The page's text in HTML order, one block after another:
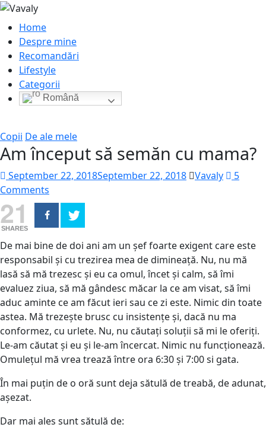
Home
Despre mine
Recomandări
Lifestyle
Categorii
Română
Copii De ale mele
Am început să semăn cu mama?
September 22, 2018September 22, 2018 Vavaly
5
Comments
21
SHARES
De mai bine de doi ani am un șef foarte exigent care este
responsabil și cu trezirea mea de dimineață. Nu, nu mă
lasă să mă trezesc și eu ca omul, încet și calm, să îmi
evaluez ziua, să mă gândesc măcar la ce am visat, să îmi
aduc aminte ce am făcut ieri sau ce zi este. Nimic din toate
astea. Mă trezește brusc cu insistențe și, dacă nu ma
conformez, cu urlete. Nu, nu căutați soluții să mi le oferiți.
Le-am căutat și eu și le-am încercat. Nimic nu funcționează.
Omulețul mă vrea trează între ora 6:30 și 7:00 si gata.
În mai puțin de o oră sunt deja sătulă de treabă, de adunat,
așezat.
Dar mai ales sunt sătulă de: